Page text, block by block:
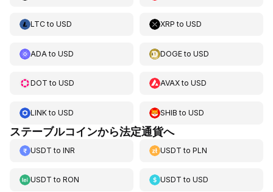
LTCto USD XRP toUSD
ADA to USD DOGEtoUSD
DOT to USD AVAXtoUSD
LINKto USD SHIB toUSD
ステーブルコインから法定通貨へ
USDT to INR USDT toPLN
USDT to RON USDT toUSD